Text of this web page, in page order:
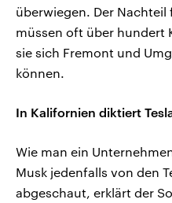
überwiegen. Der Nachteil
müssen oft über hundert
sie sich Fremont und
können.
In Kalifornien diktiert
Wie man ein
Musk jedenfalls von den
abgeschaut, erklärt der